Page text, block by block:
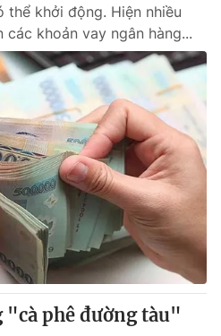
thể khởi động. Hiện nhiều
khoản vay ngân hàng...
phê đường tàu"